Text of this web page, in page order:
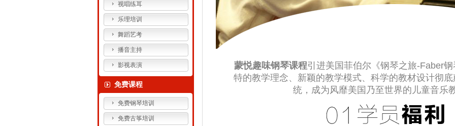
视唱练耳
乐理培训
舞蹈艺考
播音主持
影视表演
免费课程
免费钢琴培训
免费古筝培训
蒙悦趣味钢琴课程引进美国菲伯尔《钢琴之旅-Faber
特的教学理念、新颖的教学模式、科学的教材设计彻
统，成为风靡美国乃至世界的儿童音乐